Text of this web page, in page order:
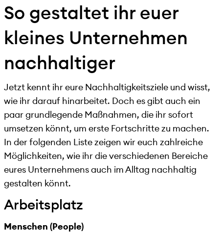
So gestaltet ihr euer
kleines Unternehmen
nachhaltiger
Jetzt kennt ihr eure Nachhaltigkeitsziele und wisst,
wie ihr darauf hinarbeitet. Doch es gibt auch ein
paar grundlegende Maßnahmen, die ihr sofort
umsetzen könnt, um erste Fortschritte zu machen.
In der folgenden Liste zeigen wir euch zahlreiche
Möglichkeiten, wie ihr die verschiedenen Bereiche
eures Unternehmens auch im Alltag nachhaltig
gestalten könnt.
Arbeitsplatz
Menschen (People)